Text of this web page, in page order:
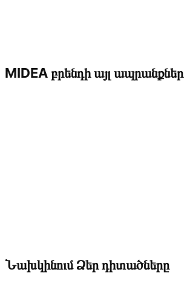
MIDEA բրենդի այլ ապրանքներ
Նախկինում Ձեր դիտածները